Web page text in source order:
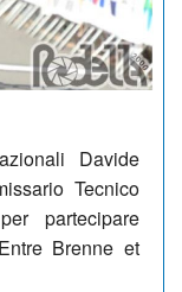
Davide
Tecnico
partecipare
Brenne et